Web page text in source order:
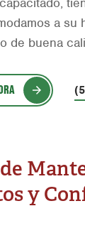
a su
de buena
y